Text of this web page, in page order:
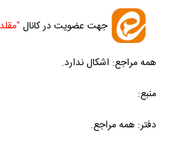
جهت عضويت در كانال
همه مراجع: اشكال ندارد.
منبع:
دفتر: همه مراجع.